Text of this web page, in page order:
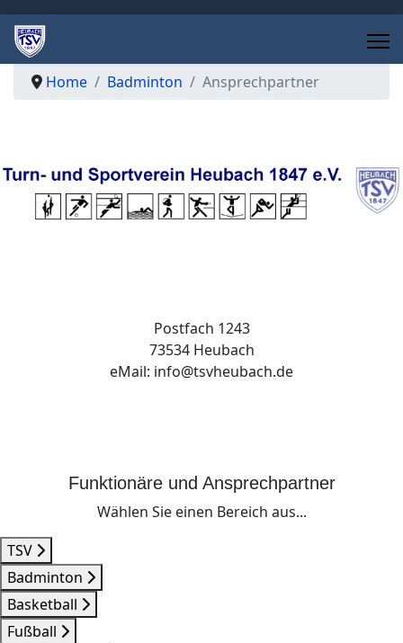
Home Badminton Ansprechpartner
Postfach 1243
73534 Heubach
eMail: info@tsvheubach.de
Funktionäre und Ansprechpartner
Wählen Sie einen Bereich aus...
TSV
Badminton
Basketball
Fußball